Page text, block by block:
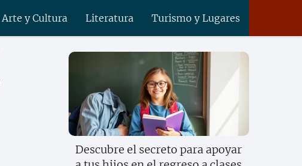
Arte y Cultura Literatura Turismo y Lugares
Descubre el secreto para apoyar